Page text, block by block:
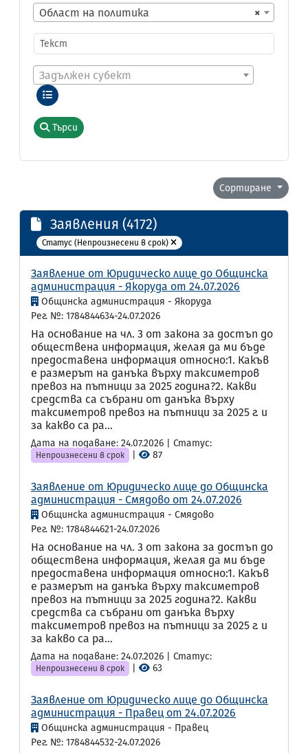
×
Област на политика
Задължен субект
Търси
Сортиране
Заявления (4172)
Статус (Непроизнесени в срок)
Заявление от Юридическо лице до Общинска
администрация - Якоруда от 24.07.2026
Общинска администрация - Якоруда
Рег. №: 1784844634-24.07.2026
На основание на чл. 3 от закона за достъп до
обществена информация, желая да ми бъде
предоставена информация относно:1. Какъв
е размерът на данъка върху таксиметров
превоз на пътници за 2025 година?2. Какви
средства са събрани от данъка върху
таксиметров превоз на пътници за 2025 г. и
за какво са ра...
Дата на подаване: 24.07.2026 | Статус:
Непроизнесени в срок 87
Заявление от Юридическо лице до Общинска
администрация - Смядово от 24.07.2026
Общинска администрация - Смядово
Рег. №: 1784844621-24.07.2026
На основание на чл. 3 от закона за достъп до
обществена информация, желая да ми бъде
предоставена информация относно:1. Какъв
е размерът на данъка върху таксиметров
превоз на пътници за 2025 година?2. Какви
средства са събрани от данъка върху
таксиметров превоз на пътници за 2025 г. и
за какво са ра...
Дата на подаване: 24.07.2026 | Статус:
Непроизнесени в срок 63
Заявление от Юридическо лице до Общинска
администрация - Правец от 24.07.2026
Общинска администрация - Правец
Рег. №: 1784844532-24.07.2026